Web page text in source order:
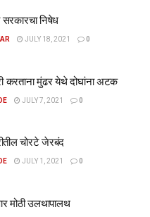
सरकारचा निषेध
JULY 18, 2021 0
करताना मुंढर येथे दोघांना अटक
JULY 7, 2021 0
चोरटे जेरबंद
JULY 1, 2021 0
मोठी उलथापालथ